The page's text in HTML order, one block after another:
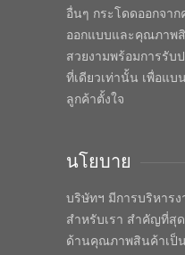
อื่นๆ กระโดดออกจาก
ออกแบบและคุณภาพ
สวยงามพร้อมการรั
ที่เดียวเท่านั้น เพื่อแ
ลูกค้าตั้งใจ
นโยบาย
บริษัทฯ มีการบริหาร
สำหรับเรา สำคัญที่สุ
ด้านคุณภาพสินค้าเป็